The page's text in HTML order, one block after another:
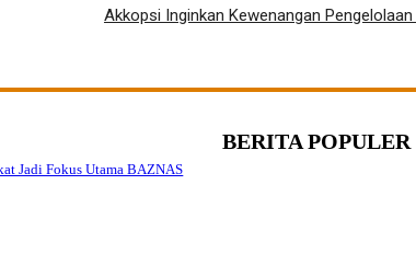
Akkopsi Inginkan Kewenangan
Jadi Fokus Utama BAZNAS
BERITA POPULER